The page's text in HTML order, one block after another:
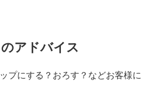
アドバイス
プにする？おろす？などお客様に